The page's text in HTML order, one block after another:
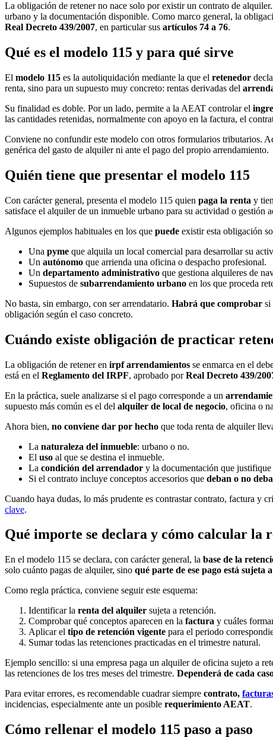
La obligación de retener no nace solo por existir un contrato de alquiler.
urbano y la documentación disponible. Como marco general, la
Real Decreto 439/2007, en particular sus artículos 74 a 76.
Qué es el modelo 115 y para qué sirve
El modelo 115 es la autoliquidación mediante la que el retenedor
renta, sino para un supuesto muy concreto: rentas derivadas del
Su finalidad es doble. Por un lado, permite a la AEAT controlar el
las cantidades retenidas, normalmente con apoyo en la factura, el
Conviene no confundir este modelo con otros formularios tributarios.
genérica del gasto de alquiler ni ante el pago del propio arrendamiento.
Quién tiene que presentar el modelo 115
Con carácter general, presenta el modelo 115 quien paga la renta y
satisface el alquiler de un inmueble urbano para su actividad o gestión
Algunos ejemplos habituales en los que puede existir esta obligación
Una pyme que alquila un local comercial para desarrollar su
Un autónomo que arrienda una oficina o despacho profesional.
Un departamento administrativo que gestiona alquileres de
Supuestos de subarrendamiento urbano en los que proceda
No basta, sin embargo, con ser arrendatario. Habrá que comprobar si
obligación según el caso concreto.
Cuándo existe obligación de practicar
La obligación de retener en irpf arrendamientos se enmarca en el
está en el Reglamento del IRPF, aprobado porReal Decreto 439/
En la práctica, suele analizarse si el pago corresponde a un
supuesto más común es el del alquiler de local de negocio, oficina o
Ahora bien, no conviene dar por hecho que toda renta de alquiler
La naturaleza del inmueble: urbano o no.
El uso al que se destina el inmueble.
La condición del arrendador y la documentación que
Si el contrato incluye conceptos accesorios que deban o no
Cuando haya dudas, lo más prudente es contrastar contrato, factura y
clave.
Qué importe se declara y cómo calcular la
En el modelo 115 se declara, con carácter general, la base de la
solo cuánto pagas de alquiler, sino qué parte de ese pago está sujeta
Como regla práctica, conviene seguir este esquema:
Identificar la renta del alquiler sujeta a retención.
Comprobar qué conceptos aparecen en la factura y cuáles
Aplicar el tipo de retención vigente para el periodo
Sumar todas las retenciones practicadas en el trimestre natural.
Ejemplo sencillo: si una empresa paga un alquiler de oficina sujeto a
las retenciones de los tres meses del trimestre. Dependerá de cada
Para evitar errores, es recomendable cuadrar siempre contrato,
incidencias, especialmente ante un posible requerimiento AEAT.
Cómo rellenar el modelo 115 paso a paso